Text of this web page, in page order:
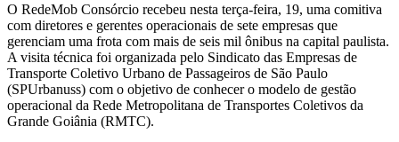
O RedeMob Consórcio recebeu nesta terça-feira, 19, uma comitiva
com diretores e gerentes operacionais de sete empresas que
gerenciam uma frota com mais de seis mil ônibus na capital paulista.
A visita técnica foi organizada pelo Sindicato das Empresas de
Transporte Coletivo Urbano de Passageiros de São Paulo
(SPUrbanuss) com o objetivo de conhecer o modelo de gestão
operacional da Rede Metropolitana de Transportes Coletivos da
Grande Goiânia (RMTC).